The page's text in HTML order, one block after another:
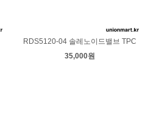
RDS5120-04 솔레노이드밸브 TPC
35,000원